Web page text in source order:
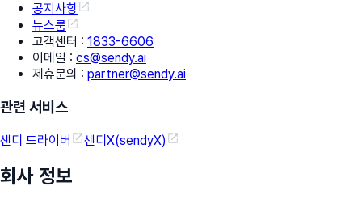
공지사항
뉴스룸
고객센터 : 1833-6606
이메일 : cs@sendy.ai
제휴문의 : partner@sendy.ai
관련 서비스
센디 드라이버 센디X(sendyX)
회사 정보